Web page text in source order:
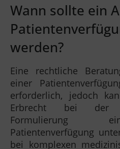
Wann sollte ein
werden?
Eine rechtliche
einer
erforderlich, jedoch
Erbrecht bei der
Formulierung
Patientenverfügung
bei komplexen